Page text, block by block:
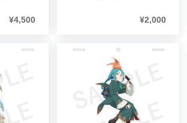
¥4,500 ¥2,000